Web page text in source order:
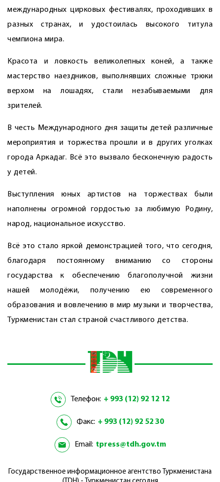
международных цирковых фестивалях, проходивших в
разных странах, и удостоилась высокого титула
чемпиона мира.
Красота и ловкость великолепных коней, а также
мастерство наездников, выполнявших сложные трюки
верхом на лошадях, стали незабываемыми для
зрителей.
В честь Международного дня защиты детей различные
мероприятия и торжества прошли и в других уголках
города Аркадаг. Всё это вызвало бесконечную радость
у детей.
Выступления юных артистов на торжествах были
наполнены огромной гордостью за любимую Родину,
народ, национальное искусство.
Всё это стало яркой демонстрацией того, что сегодня,
благодаря постоянному вниманию со стороны
государства к обеспечению благополучной жизни
нашей молодёжи, получению ею современного
образования и вовлечению в мир музыки и творчества,
Туркменистан стал страной счастливого детства.
Телефон: + 993 (12) 92 12 12
Факс: + 993 (12) 92 52 30
Email: tpress@tdh.gov.tm
Государственное информационное агентство Туркменистана